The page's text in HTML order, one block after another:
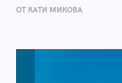
ОТ КАТИ МИКОВА